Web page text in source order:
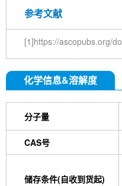
参考文献
[1]https://ascopubs.org/
化学信息&溶解度
分子量
CAS号
储存条件(自收到货起)